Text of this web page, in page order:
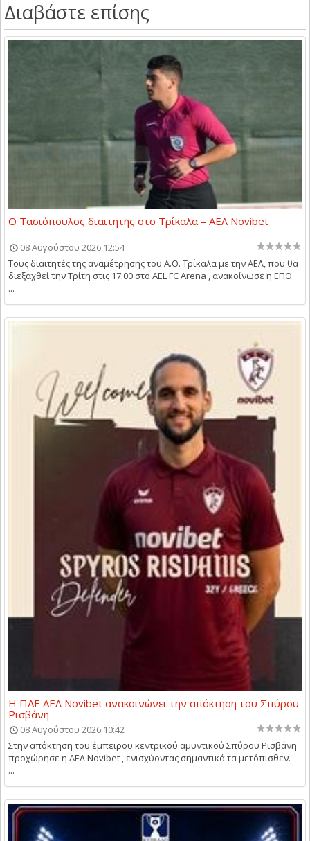
Διαβάστε επίσης
Ο Τασιόπουλος διαιτητής στο Τρίκαλα – ΑΕΛ Novibet
08 Αυγούστου 2026 12:54
Τους διαιτητές της αναμέτρησης του Α.Ο. Τρίκαλα με την ΑΕΛ, που θα
διεξαχθεί την Τρίτη στις 17:00 στο AEL FC Arena , ανακοίνωσε η ΕΠΟ.
...
Η ΠΑΕ ΑΕΛ Novibet ανακοινώνει την απόκτηση του Σπύρου
Ρισβάνη
08 Αυγούστου 2026 10:42
Στην απόκτηση του έμπειρου κεντρικού αμυντικού Σπύρου Ρισβάνη
προχώρησε η ΑΕΛ Novibet , ενισχύοντας σημαντικά τα μετόπισθεν.
...